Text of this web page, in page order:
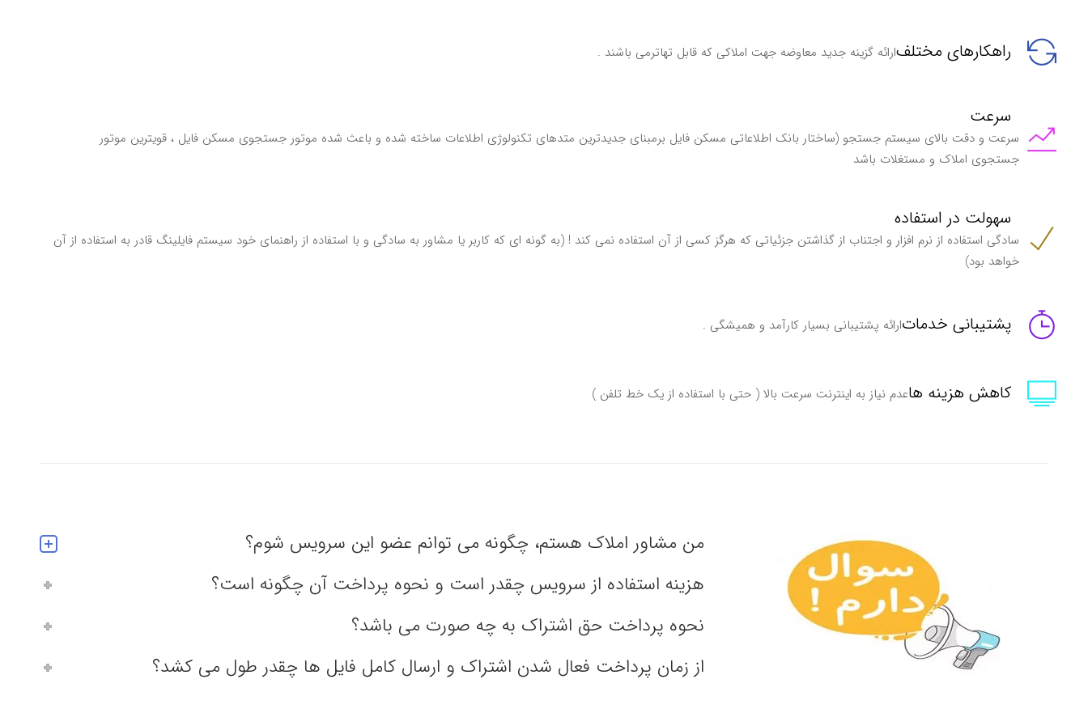
راهکارهای مختلفارائه گزینه جدید معاوضه جهت املاکی که قابل تهاترمی باشند .
سرعت
سرعت و دقت بالای سیستم جستجو (ساختار بانک اطلاعاتی مسکن فایل برمبنای جدیدترین متدهای تکنولوژی اطلاعات ساخته شده و باعث شده موتور جستجوی مسکن فایل ، قویترین موتور
جستجوی املاک و مستغلات باشد
سهولت در استفاده
سادگی استفاده از نرم افزار و اجتناب از گذاشتن جزئیاتی که هرگز کسی از آن استفاده نمی کند ! (به گونه ای که کاربر یا مشاور به سادگی و با استفاده از راهنمای خود سیستم فایلینگ قادر به استفاده از آن
خواهد بود)
پشتیبانی خدماتارائه پشتیبانی بسیار کارآمد و همیشگی .
کاهش هزینه هاعدم نیاز به اینترنت سرعت بالا ( حتی با استفاده از یک خط تلفن )
من مشاور املاک هستم، چگونه می توانم عضو این سرویس شوم؟
هزینه استفاده از سرویس چقدر است و نحوه پرداخت آن چگونه است؟
نحوه پرداخت حق اشتراک به چه صورت می باشد؟
از زمان پرداخت فعال شدن اشتراک و ارسال کامل فایل ها چقدر طول می کشد؟